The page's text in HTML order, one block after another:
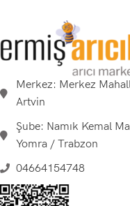
Merkez: Merkez
Artvin
Şube: Namık Kemal
Yomra / Trabzon
04664154748